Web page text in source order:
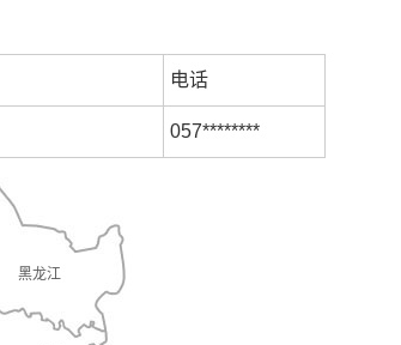
电话
057********
黑龙江